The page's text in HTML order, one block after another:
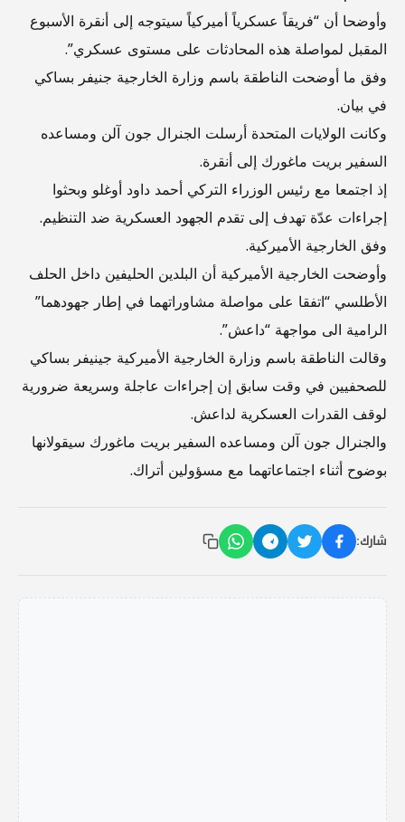
وأوضحا أن “فريقاً عسكرياً أميركياً سيتوجه إلى أنقرة الأسبوع
المقبل لمواصلة هذه المحادثات على مستوى عسكري”.
وفق ما أوضحت الناطقة باسم وزارة الخارجية جنيفر بساكي
في بيان.
وكانت الولايات المتحدة أرسلت الجنرال جون آلن ومساعده
السفير بريت ماغورك إلى أنقرة.
إذ اجتمعا مع رئيس الوزراء التركي أحمد داود أوغلو وبحثوا
إجراءات عدّة تهدف إلى تقدم الجهود العسكرية ضد التنظيم.
وفق الخارجية الأميركية.
وأوضحت الخارجية الأميركية أن البلدين الحليفين داخل الحلف
الأطلسي “اتفقا على مواصلة مشاوراتهما في إطار جهودهما”
الرامية الى مواجهة “داعش”.
وقالت الناطقة باسم وزارة الخارجية الأميركية جينيفر بساكي
للصحفيين في وقت سابق إن إجراءات عاجلة وسريعة ضرورية
لوقف القدرات العسكرية لداعش.
والجنرال جون آلن ومساعده السفير بريت ماغورك سيقولانها
بوضوح أثناء اجتماعاتهما مع مسؤولين أتراك.
شارك: